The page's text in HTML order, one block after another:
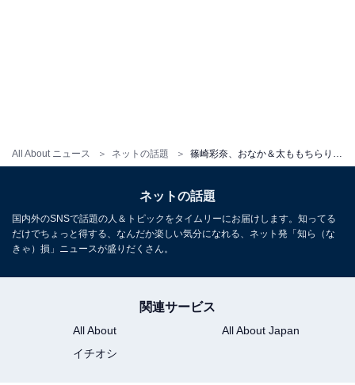
All About ニュース ネットの話題
ネットの話題
国内外のSNSで話題の人＆トピックをタイムリーにお届けします。知ってる
だけでちょっと得する、なんだか楽しい気分になれる、ネット発「知ら（な
きゃ）損」ニュースが盛りだくさん。
関連サービス
All About
All About Japan
イチオシ